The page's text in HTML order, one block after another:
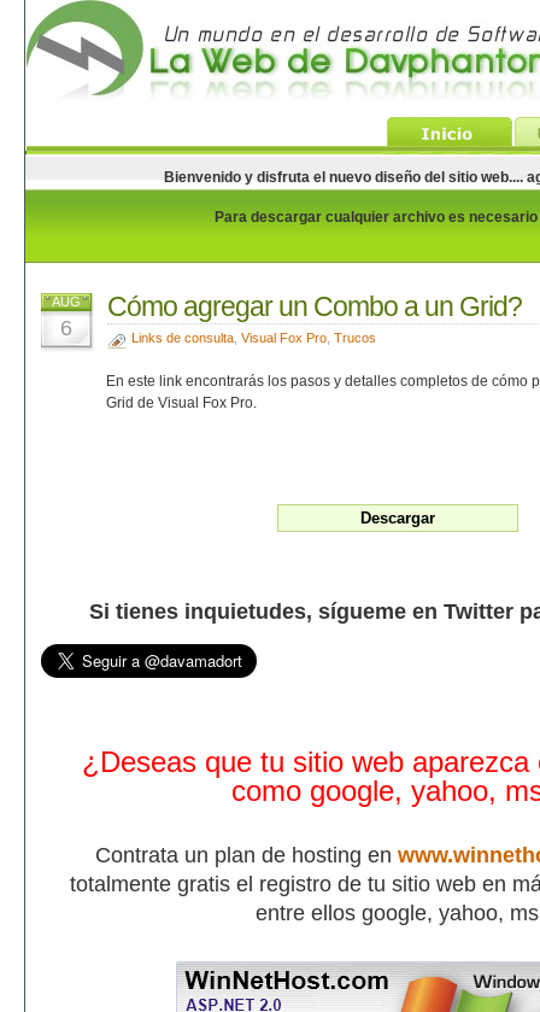
Bienvenido y disfruta el nuevo diseño del sitio web....
Para descargar cualquier archivo es
AUG
6
Cómo agregar un Combo a un Grid?
Links de consulta, Visual Fox Pro, Trucos
En este link encontrarás los pasos y detalles completos de cómo
Grid de Visual Fox Pro.
Si tienes inquietudes, sígueme en Twitter
¿Deseas que tu sitio web aparezca
como google, yahoo,
Contrata un plan de hosting en
totalmente gratis el registro de tu sitio web en
entre ellos google, yahoo,